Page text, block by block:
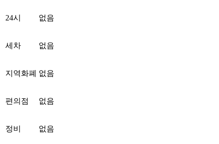
24시 없음
세차 없음
지역화폐 없음
편의점 없음
정비 없음